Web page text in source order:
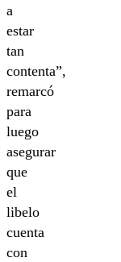
a
estar
tan
contenta”,
remarcó
para
luego
asegurar
que
el
libelo
cuenta
con